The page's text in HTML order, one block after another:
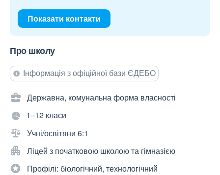
Показати контакти
Про школу
Інформація з офіційної бази ЄДЕБО
Державна, комунальна форма власності
1–12 класи
Учні/освітяни 6:1
Ліцей з початковою школою та гімназією
Профілі: біологічний, технологічний